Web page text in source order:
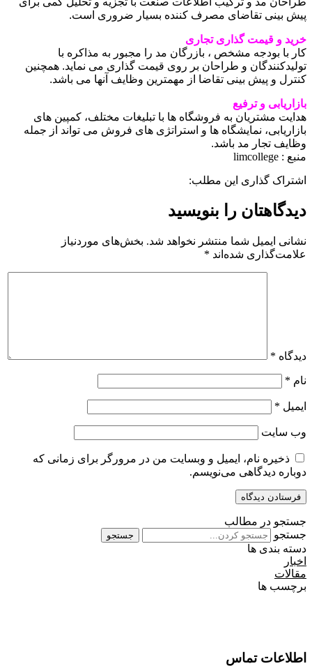
پیش بینی تقاضای مصرف کننده بسیار ضروری است.
خرید و قیمت گذاری تجاری
کار با بودجه مشخص ، بازرگان مد را مجبور به مذاکره با
تولیدکنندگان و طراحان بر روی قیمت گذاری می نماید. همچنین
کنترل و پیش بینی تقاضا از مهمترین وظایف آنها می باشد.
بازاریابی و ترفیع
هدایت مشتریان به فروشگاه ها با تبلیغات مختلف، کمپین های
بازاریابی، نمایشگاه ها و استراتژی های فروش می تواند از جمله
وظایف تجار مد باشد.
منبع : limcollege
اشتراک گذاری این مطلب:
دیدگاهتان را بنویسید
نشانی ایمیل شما منتشر نخواهد شد. بخش‌های موردنیاز
علامت‌گذاری شده‌اند *
دیدگاه *
نام *
ایمیل *
وب‌ سایت
ذخیره نام، ایمیل و وبسایت من در مرورگر برای زمانی که
دوباره دیدگاهی می‌نویسم.
جستجو در مطالب
جستجو
جستجو
دسته بندی ها
اخبار
مقالات
برچسب ها
اطلاعات تماس